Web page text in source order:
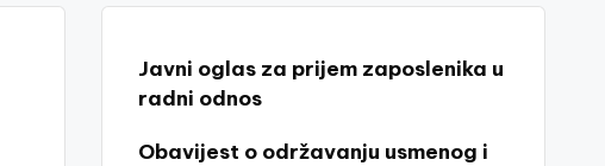
Javni oglas za prijem zaposlenika u
radni odnos
Obavijest o održavanju usmenog i